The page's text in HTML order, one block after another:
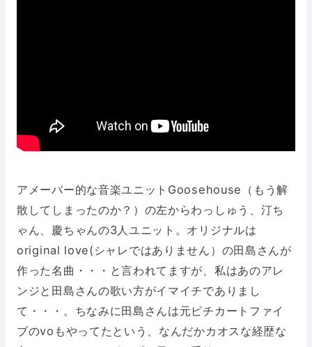
アメーバー的な音楽ユニットGoosehouse（もう解
散してしまったのか？）の左からわっしゅう、汀ち
ゃん、慶ちゃんの3人ユニット。オリジナルは
original love(シャレではありません）の田島さんが
作った名曲・・・と言われてますが、私はあのアレ
ンジと田島さんの歌い方がイマイチでありまし
て・・・。ちなみに田島さんは元ピチカートファイ
ブのvoもやってたという、なんだかカオスな経歴な